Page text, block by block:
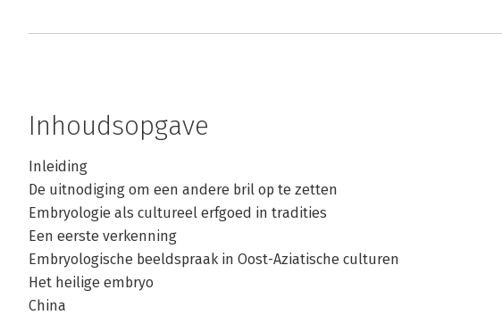
Inhoudsopgave
Inleiding
De uitnodiging om een andere bril op te zetten
Embryologie als cultureel erfgoed in tradities
Een eerste verkenning
Embryologische beeldspraak in Oost-Aziatische culturen
Het heilige embryo
China